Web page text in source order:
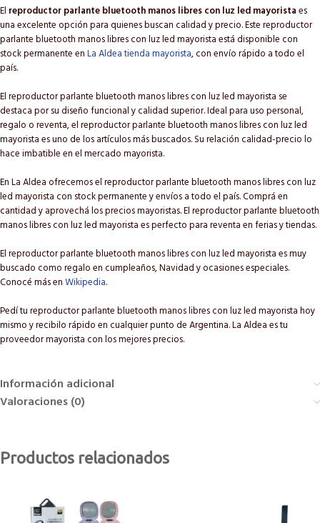
El reproductor parlante bluetooth manos libres con luz led mayoristaes
una excelente opción para quienes buscan calidad y precio. Este reproductor
parlante bluetooth manos libres con luz led mayorista está disponible con
stock permanente enLa Aldea tienda mayorista, con envío rápido a todo el
país.
El reproductor parlante bluetooth manos libres con luz led mayorista se
destaca por su diseño funcional y calidad superior. Ideal para uso personal,
regalo o reventa, el reproductor parlante bluetooth manos libres con luz led
mayorista es uno de los artículos más buscados. Su relación calidad-precio lo
hace imbatible en el mercado mayorista.
En La Aldea ofrecemos el reproductor parlante bluetooth manos libres con luz
led mayorista con stock permanente y envíos a todo el país. Comprá en
cantidad y aprovechá los precios mayoristas. El reproductor parlante bluetooth
manos libres con luz led mayorista es perfecto para reventa en ferias y tiendas.
El reproductor parlante bluetooth manos libres con luz led mayorista es muy
buscado como regalo en cumpleaños, Navidad y ocasiones especiales.
Conocé más enWikipedia.
Pedí tu reproductor parlante bluetooth manos libres con luz led mayorista hoy
mismo y recibilo rápido en cualquier punto de Argentina. La Aldea es tu
proveedor mayorista con los mejores precios.
Información adicional
Valoraciones (0)
Productos relacionados